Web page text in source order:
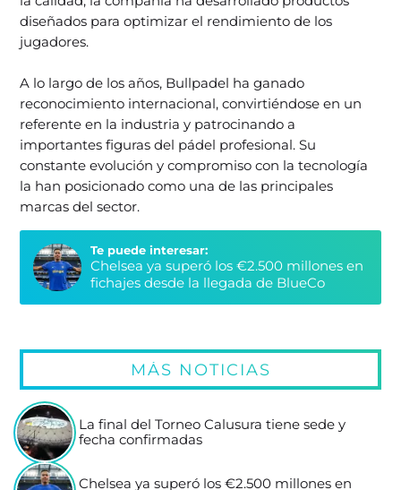
diseñados para optimizar el rendimiento de los
jugadores.
A lo largo de los años, Bullpadel ha ganado
reconocimiento internacional, convirtiéndose en un
referente en la industria y patrocinando a
importantes figuras del pádel profesional. Su
constante evolución y compromiso con la tecnología
la han posicionado como una de las principales
marcas del sector.
Te puede interesar:
Chelsea ya superó los €2.500 millones en
fichajes desde la llegada de BlueCo
MÁS NOTICIAS
La final del Torneo Calusura tiene sede y
fecha confirmadas
Chelsea ya superó los €2.500 millones en